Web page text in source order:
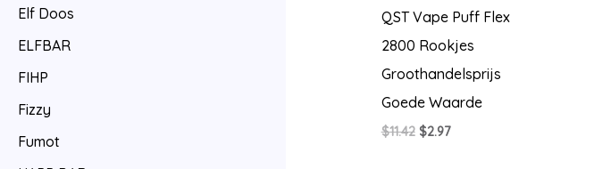
Elf Doos
ELFBAR
FIHP
Fizzy
Fumot
QST Vape Puff Flex
2800 Rookjes
Groothandelsprijs
Goede Waarde
$11.42 Oorspronkelijke
$2.97Huidige